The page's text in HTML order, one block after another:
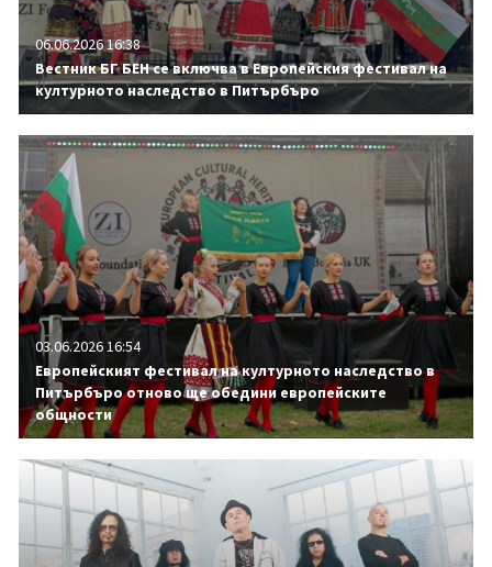
06.06.2026 16:38
Вестник БГ БЕН се включва в Европейския фестивал на
културното наследство в Питърбъро
03.06.2026 16:54
Европейският фестивал на културното наследство в
Питърбъро отново ще обедини европейските
общности